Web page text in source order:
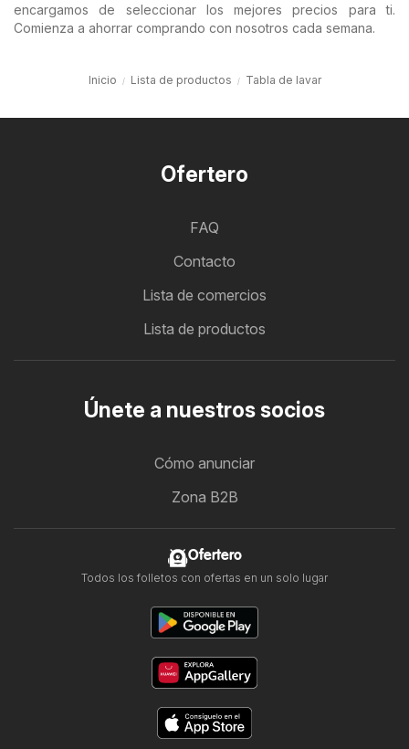
encargamos de seleccionar los mejores precios para ti.
Comienza a ahorrar comprando con nosotros cada semana.
Inicio Lista de productos Tabla de lavar
Ofertero
FAQ
Contacto
Lista de comercios
Lista de productos
Únete a nuestros socios
Cómo anunciar
Zona B2B
Ofertero
Todos los folletos con ofertas en un solo lugar